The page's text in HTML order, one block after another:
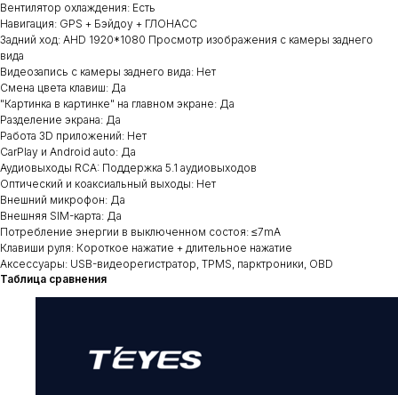
Вентилятор охлаждения: Есть
Навигация: GPS + Бэйдоу + ГЛОНАСС
Задний ход: AHD 1920*1080 Просмотр изображения с камеры заднего
вида
Видеозапись с камеры заднего вида: Нет
Смена цвета клавиш: Да
"Картинка в картинке" на главном экране: Да
Разделение экрана: Да
Работа 3D приложений: Нет
CarPlay и Android auto: Да
Аудиовыходы RCA: Поддержка 5.1 аудиовыходов
Оптический и коаксиальный выходы: Нет
Внешний микрофон: Да
Внешняя SIM-карта: Да
Потребление энергии в выключенном состоя: ≤7mA
Клавиши руля: Короткое нажатие + длительное нажатие
Аксессуары: USB-видеорегистратор, TPMS, парктроники, OBD
Таблица сравнения